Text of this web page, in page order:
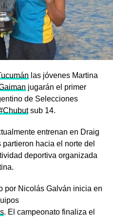
las jóvenes Martina
jugarán el primer
de Selecciones
sub 14.
entrenan en Draig
hacia el norte del
deportiva organizada
por Nicolás Galván inicia en
. El campeonato finaliza el